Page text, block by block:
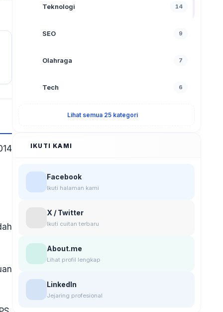
Teknologi 14
SEO 9
Olahraga 7
Tech 6
Lihat semua 25 kategori
IKUTI KAMI
Facebook
Ikuti halaman kami
X / Twitter
Ikuti cuitan terbaru
About.me
Lihat profil lengkap
LinkedIn
Jejaring profesional